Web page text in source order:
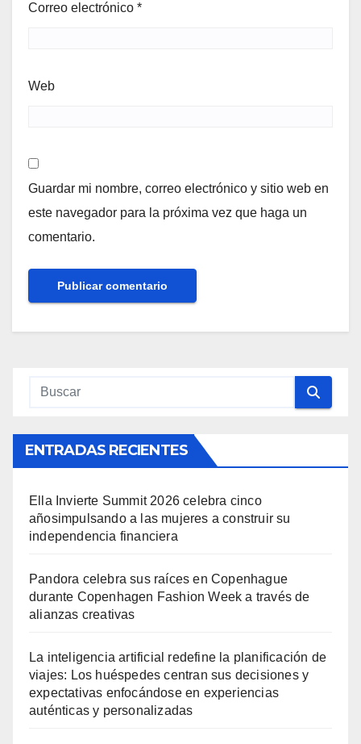
Correo electrónico *
Web
Guardar mi nombre, correo electrónico y sitio web en
este navegador para la próxima vez que haga un
comentario.
ENTRADAS RECIENTES
Ella Invierte Summit 2026 celebra cinco
añosimpulsando a las mujeres a construir su
independencia financiera
Pandora celebra sus raíces en Copenhague
durante Copenhagen Fashion Week a través de
alianzas creativas
La inteligencia artificial redefine la planificación de
viajes: Los huéspedes centran sus decisiones y
expectativas enfocándose en experiencias
auténticas y personalizadas